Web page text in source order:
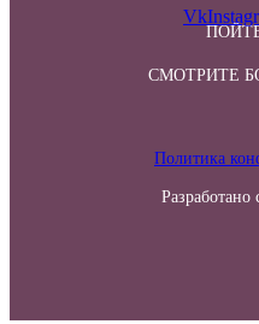
Vk
СМОТРИТЕ
Политика
Разработано